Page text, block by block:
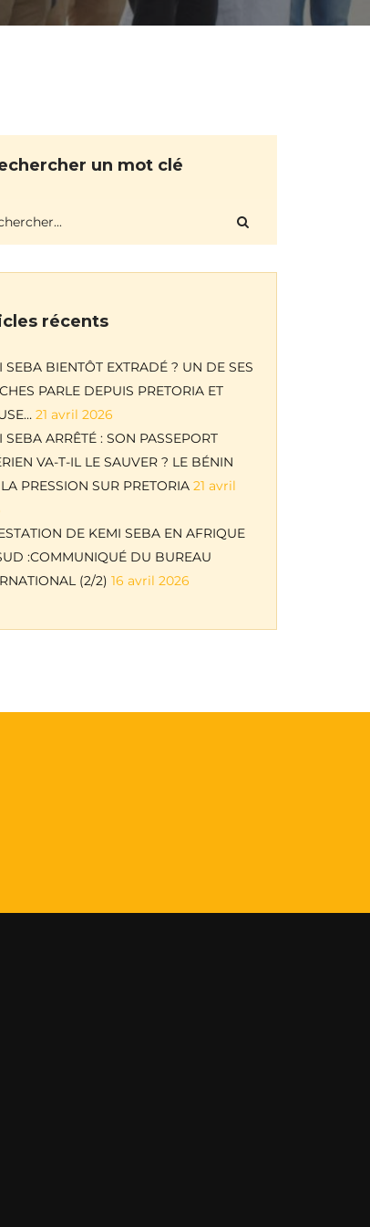
un mot clé
récents
SEBA BIENTÔT EXTRADÉ ? UN DE SES
PARLE DEPUIS PRETORIA ET
21 avril 2026
SEBA ARRÊTÉ : SON PASSEPORT
VA-T-IL LE SAUVER ? LE BÉNIN
PRESSION SUR PRETORIA 21 avril
DE KEMI SEBA EN AFRIQUE
:COMMUNIQUÉ DU BUREAU
(2/2) 16 avril 2026